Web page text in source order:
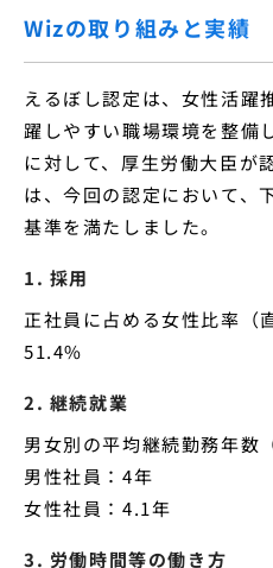
Wizの取り組みと実績
えるぼし認定は、女性活躍
躍しやすい職場環境を整備
に対して、厚生労働大臣が
は、今回の認定において、
基準を満たしました。
1. 採用
正社員に占める女性比率（
51.4%
2. 継続就業
男女別の平均継続勤務年数
男性社員：4年
女性社員：4.1年
3. 労働時間等の働き方